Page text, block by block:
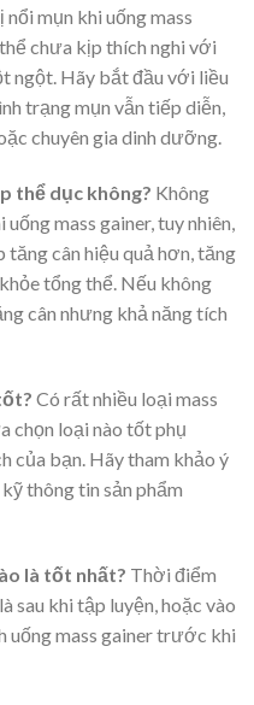
mụn khi uống mass
chưa kịp thích nghi với
ngột. Hãy bắt đầu với liều
trạng mụn vẫn tiếp diễn,
chuyên gia dinh dưỡng.
thể dục không? Không
mass gainer, tuy nhiên,
cân hiệu quả hơn, tăng
tổng thể. Nếu không
cân nhưng khả năng tích
Có rất nhiều loại mass
chọn loại nào tốt phụ
của bạn. Hãy tham khảo ý
thông tin sản phẩm
là tốt nhất? Thời điểm
sau khi tập luyện, hoặc vào
uống mass gainer trước khi